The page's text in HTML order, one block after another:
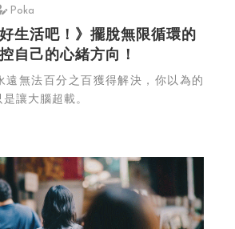
Poka
生活吧！》擺脫無限循環的
自己的心緒方向！
遠無法百分之百獲得解決，你以為的
讓大腦超載。